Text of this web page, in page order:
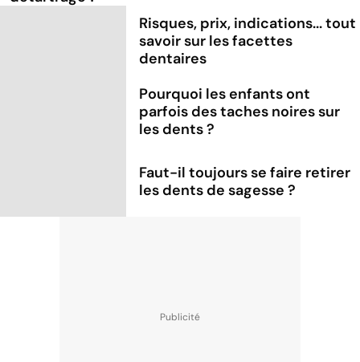
Risques, prix, indications... tout
savoir sur les facettes
dentaires
Pourquoi les enfants ont
parfois des taches noires sur
les dents ?
Faut-il toujours se faire retirer
les dents de sagesse ?